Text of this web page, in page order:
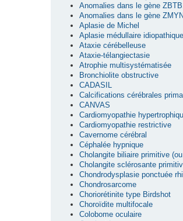
Anomalies dans le gène
Anomalies dans le gène
Aplasie de Michel
Aplasie médullaire idiopathique
Ataxie cérébelleuse
Ataxie-télangiectasie
Atrophie multisystématisée
Bronchiolite obstructive
CADASIL
Calcifications cérébrales
CANVAS
Cardiomyopathie
Cardiomyopathie restrictive
Cavernome cérébral
Céphalée hypnique
Cholangite biliaire primitive
Cholangite sclérosante
Chondrodysplasie ponctuée
Chondrosarcome
Choriorétinite type Birdshot
Choroïdite multifocale
Colobome oculaire